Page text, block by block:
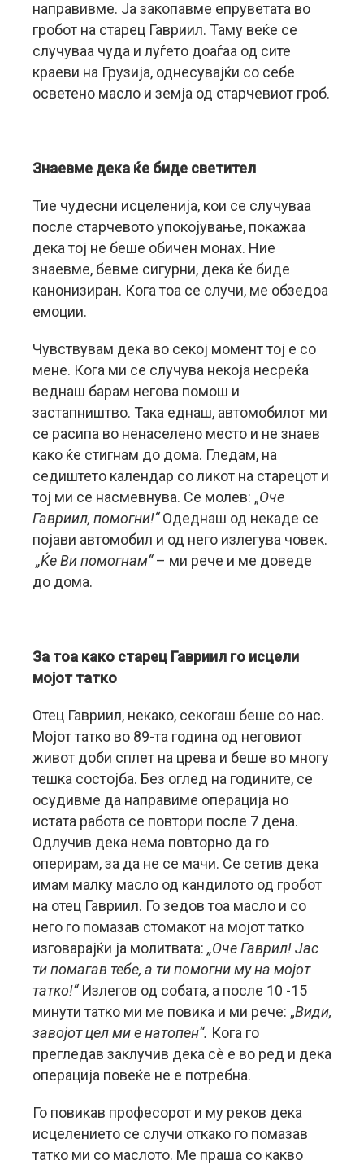
направивме. Ја закопавме епруветата во
гробот на старец Гавриил. Таму веќе се
случуваа чуда и луѓето доаѓаа од сите
краеви на Грузија, однесувајќи со себе
осветено масло и земја од старчевиот гроб.
Знаевме дека ќе биде светител
Тие чудесни исцеленија, кои се случуваа
после старчевото упокојување, покажаа
дека тој не беше обичен монах. Ние
знаевме, бевме сигурни, дека ќе биде
канонизиран. Кога тоа се случи, ме обзедоа
емоции.
Чувствувам дека во секој момент тој е со
мене. Кога ми се случува некоја несреќа
веднаш барам негова помош и
застапништво. Така еднаш, автомобилот ми
се расипа во ненаселено место и не знаев
како ќе стигнам до дома. Гледам, на
седиштето календар со ликот на старецот и
тој ми се насмевнува. Се молев: „Оче
Гавриил, помогни!“Одеднаш од некаде се
појави автомобил и од него излегува човек.
„Ќе Ви помогнам“– ми рече и ме доведе
до дома.
За тоа како старец Гавриил го исцели
мојот татко
Отец Гавриил, некако, секогаш беше со нас.
Мојот татко во 89-та година од неговиот
живот доби сплет на црева и беше во многу
тешка состојба. Без оглед на годините, се
осудивме да направиме операција но
истата работа се повтори после 7 дена.
Одлучив дека нема повторно да го
оперирам, за да не се мачи. Се сетив дека
имам малку масло од кандилото од гробот
на отец Гавриил. Го зедов тоа масло и со
него го помазав стомакот на мојот татко
изговарајќи ја молитвата: „Оче Гаврил! Јас
ти помагав тебе, а ти помогни му на мојот
татко!“ Излегов од собата, а после 10 -15
минути татко ми ме повика и ми рече: „Види,
завојот цел ми е натопен“. Кога го
прегледав заклучив дека сѐ е во ред и дека
операција повеќе не е потребна.
Го повикав професорот и му реков дека
исцелението се случи откако го помазав
татко ми со маслото. Ме праша со какво